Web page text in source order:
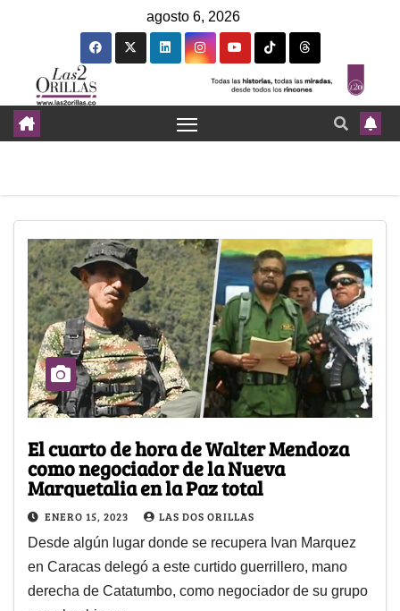
agosto 6, 2026
El cuarto de hora de Walter Mendoza
como negociador de la Nueva
Marquetalia en la Paz total
ENERO 15, 2023 LAS DOS ORILLAS
Desde algún lugar donde se recupera Ivan Marquez
en Caracas delegó a este curtido guerrillero, mano
derecha de Catatumbo, como negociador de su grupo